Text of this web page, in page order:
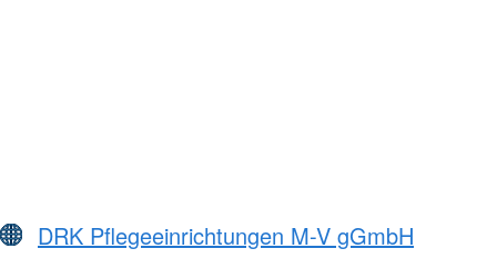
DRK Pflegeeinrichtungen M-V gGmbH